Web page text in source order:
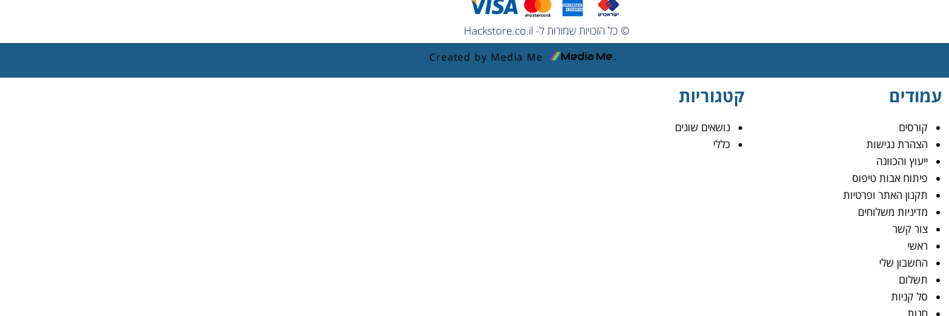
© כל הזכויות שמורות ל- Hackstore.co.il
Created by Media Me
עמודים
קורסים
הצהרת נגישות
ייעוץ והכוונה
פיתוח אבות טיפוס
תקנון האתר ופרטיות
מדיניות משלוחים
צור קשר
ראשי
החשבון שלי
תשלום
סל קניות
חנות
קטגוריות
נושאים שונים
כללי